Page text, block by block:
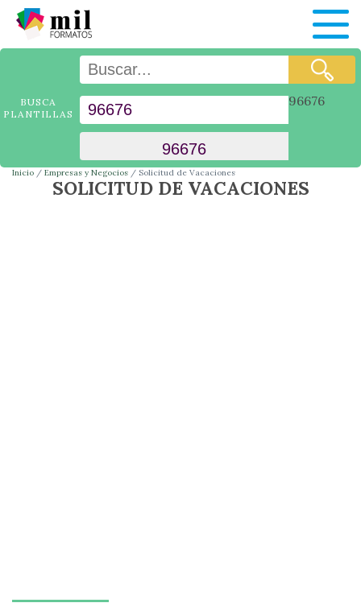
BUSCA
PLANTILLAS
96676
Inicio Empresas y Negocios Solicitud de Vacaciones
SOLICITUD DE VACACIONES